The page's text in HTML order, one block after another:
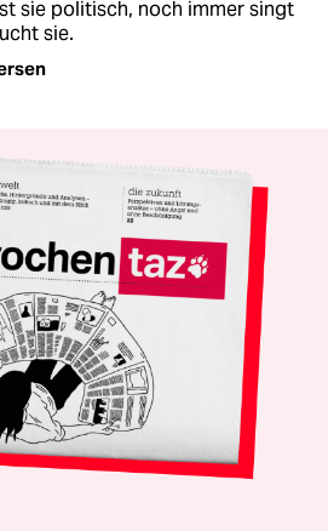
sie politisch, noch immer singt
sie.